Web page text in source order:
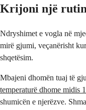
Krijoni një
Ndryshimet e vogla në
mirë gjumi, veçanërisht
shqetësim.
Mbajeni dhomën tuaj të
temperaturë dhome midis
shumicën e njerëzve.